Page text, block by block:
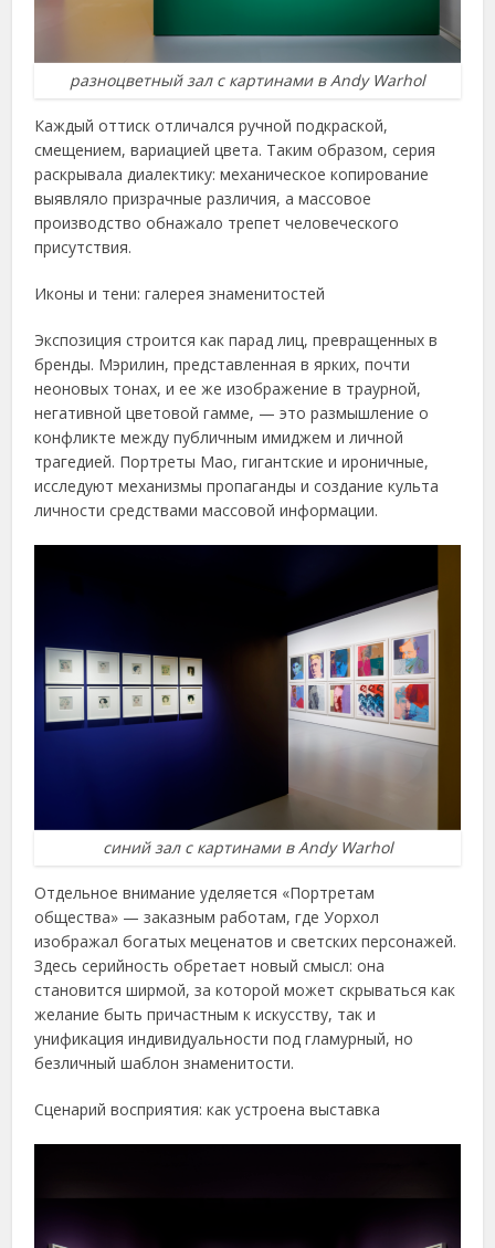
разноцветный зал с картинами в Andy Warhol
Каждый оттиск отличался ручной подкраской,
смещением, вариацией цвета. Таким образом, серия
раскрывала диалектику: механическое копирование
выявляло призрачные различия, а массовое
производство обнажало трепет человеческого
присутствия.
Иконы и тени: галерея знаменитостей
Экспозиция строится как парад лиц, превращенных в
бренды. Мэрилин, представленная в ярких, почти
неоновых тонах, и ее же изображение в траурной,
негативной цветовой гамме, — это размышление о
конфликте между публичным имиджем и личной
трагедией. Портреты Мао, гигантские и ироничные,
исследуют механизмы пропаганды и создание культа
личности средствами массовой информации.
синий зал с картинами в Andy Warhol
Отдельное внимание уделяется «Портретам
общества» — заказным работам, где Уорхол
изображал богатых меценатов и светских персонажей.
Здесь серийность обретает новый смысл: она
становится ширмой, за которой может скрываться как
желание быть причастным к искусству, так и
унификация индивидуальности под гламурный, но
безличный шаблон знаменитости.
Сценарий восприятия: как устроена выставка